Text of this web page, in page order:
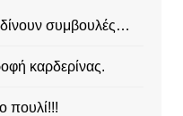
συμβουλές…
καρδερίνας.
πουλί!!!